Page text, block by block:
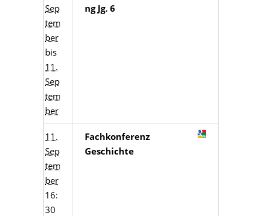
Sep
tem
ber
bis
11.
Sep
tem
ber
ng Jg. 6
11.
Sep
tem
ber
16:
30
Fachkonferenz
Geschichte